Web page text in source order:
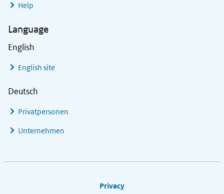
Help
Language
English
English site
Deutsch
Privatpersonen
Unternehmen
Privacy